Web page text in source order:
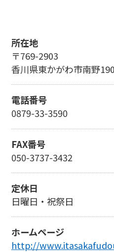
所在地
〒769-2903
香川県東かがわ市南野
電話番号
0879-33-3590
FAX番号
050-3737-3432
定休日
日曜日・祝祭日
ホームページ
http://